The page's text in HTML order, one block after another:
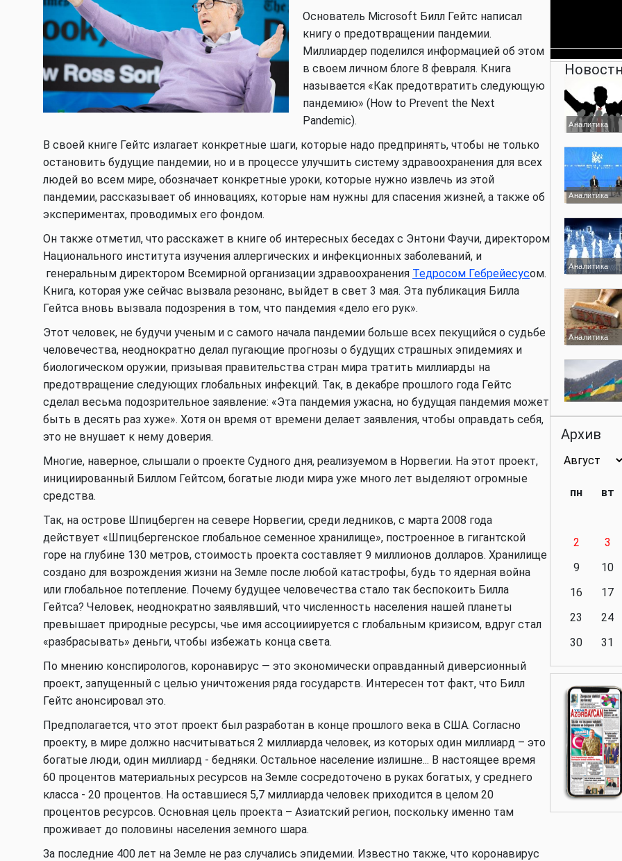
Основатель Microsoft Билл Гейтс написал
книгу о предотвращении пандемии.
Миллиардер поделился информацией об этом
в своем личном блоге 8 февраля. Книга
называется «Как предотвратить следующую
пандемию» (How to Prevent the Next
Pandemic).
В своей книге Гейтс излагает конкретные шаги, которые надо предпринять, чтобы не только
остановить будущие пандемии, но и в процессе улучшить систему здравоохранения для всех
людей во всем мире, обозначает конкретные уроки, которые нужно извлечь из этой
пандемии, рассказывает об инновациях, которые нам нужны для спасения жизней, а также об
экспериментах, проводимых его фондом.
Он также отметил, что расскажет в книге об интересных беседах с Энтони Фаучи, директором
Национального института изучения аллергических и инфекционных заболеваний, и
генеральным директором Всемирной организации здравоохранения Тедросом Гебрейесусом.
Книга, которая уже сейчас вызвала резонанс, выйдет в свет 3 мая. Эта публикация Билла
Гейтса вновь вызвала подозрения в том, что пандемия «дело его рук».
Этот человек, не будучи ученым и с самого начала пандемии больше всех пекущийся о судьбе
человечества, неоднократно делал пугающие прогнозы о будущих страшных эпидемиях и
биологическом оружии, призывая правительства стран мира тратить миллиарды на
предотвращение следующих глобальных инфекций. Так, в декабре прошлого года Гейтс
сделал весьма подозрительное заявление: «Эта пандемия ужасна, но будущая пандемия может
быть в десять раз хуже». Хотя он время от времени делает заявления, чтобы оправдать себя,
это не внушает к нему доверия.
Многие, наверное, слышали о проекте Судного дня, реализуемом в Норвегии. На этот проект,
инициированный Биллом Гейтсом, богатые люди мира уже много лет выделяют огромные
средства.
Так, на острове Шпицберген на севере Норвегии, среди ледников, с марта 2008 года
действует «Шпицбергенское глобальное семенное хранилище», построенное в гигантской
горе на глубине 130 метров, стоимость проекта составляет 9 миллионов долларов. Хранилище
создано для возрождения жизни на Земле после любой катастрофы, будь то ядерная война
или глобальное потепление. Почему будущее человечества стало так беспокоить Билла
Гейтса? Человек, неоднократно заявлявший, что численность населения нашей планеты
превышает природные ресурсы, чье имя ассоцииируется с глобальным кризисом, вдруг стал
«разбрасывать» деньги, чтобы избежать конца света.
По мнению конспирологов, коронавирус — это экономически оправданный диверсионный
проект, запущенный с целью уничтожения ряда государств. Интересен тот факт, что Билл
Гейтс анонсировал это.
Предполагается, что этот проект был разработан в конце прошлого века в США. Согласно
проекту, в мире должно насчитываться 2 миллиарда человек, из которых один миллиард – это
богатые люди, один миллиард - бедняки. Остальное население излишне... В настоящее время
60 процентов материальных ресурсов на Земле сосредоточено в руках богатых, у среднего
класса - 20 процентов. На оставшиеся 5,7 миллиарда человек приходится в целом 20
процентов ресурсов. Основная цель проекта – Азиатский регион, поскольку именно там
проживает до половины населения земного шара.
За последние 400 лет на Земле не раз случались эпидемии. Известно также, что коронавирус
Аналитика
Аналитика
Аналитика
Аналитика
Политика
Аналитика
Аналитика
Архив
пн вт
2
3
9
10
16
17
23
24
30
31